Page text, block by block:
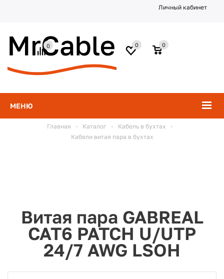
Личный кабинет
МЕНЮ
0
0
0
Главная - Каталог - Кабель в бухтах
-
Кабели витая пара в бухтах
Витая пара GABREAL
CAT6 PATCH U/UTP
24/7 AWG LSOH